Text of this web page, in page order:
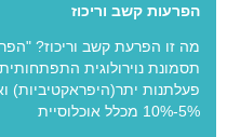
הפרעות קשב וריכוז
תסמונת נוירולוגית
פעלתנות יתר(היפראקטיביות)
5%-10% מכלל אוכלוסיית